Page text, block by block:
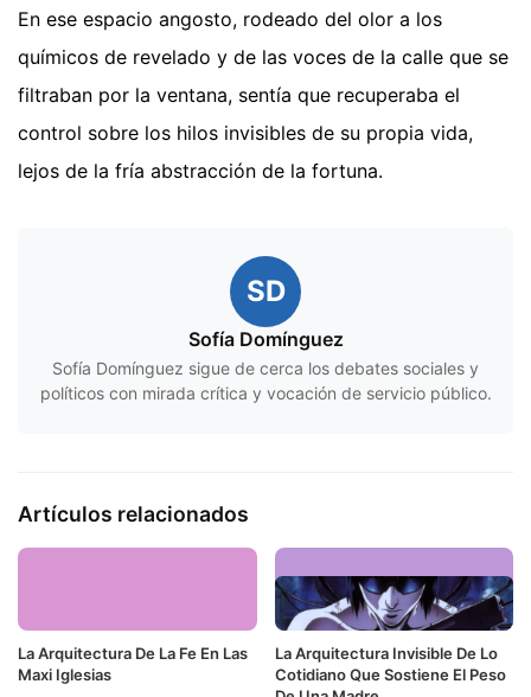
En ese espacio angosto, rodeado del olor a los
químicos de revelado y de las voces de la calle que se
filtraban por la ventana, sentía que recuperaba el
control sobre los hilos invisibles de su propia vida,
lejos de la fría abstracción de la fortuna.
SD
Sofía Domínguez
Sofía Domínguez sigue de cerca los debates sociales y
políticos con mirada crítica y vocación de servicio público.
Artículos relacionados
La Arquitectura De La Fe En Las
Maxi Iglesias
La Arquitectura Invisible De Lo
Cotidiano Que Sostiene El Peso